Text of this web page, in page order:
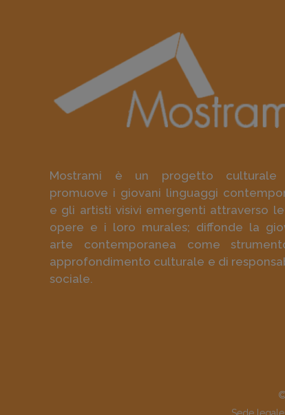
Mostrami è un progetto culturale
promuove i giovani linguaggi
e gli artisti visivi emergenti attraverso
opere e i loro murales; diffonde la
arte contemporanea come
approfondimento culturale e di
sociale.
Sede